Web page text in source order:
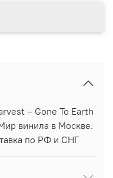
‎– Gone To Earth
винила в Москве.
по РФ и СНГ